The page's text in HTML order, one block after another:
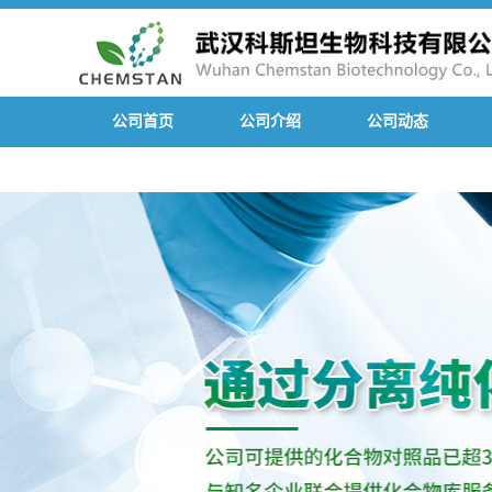
公司首页 公司介绍 公司动态